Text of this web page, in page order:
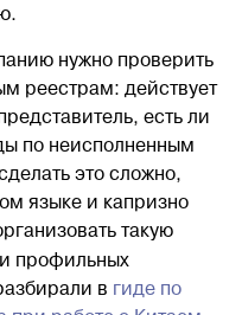
нужно проверить
реестрам: действует
есть ли
по неисполненным
это сложно,
языке и капризно
такую
профильных
в гиде по